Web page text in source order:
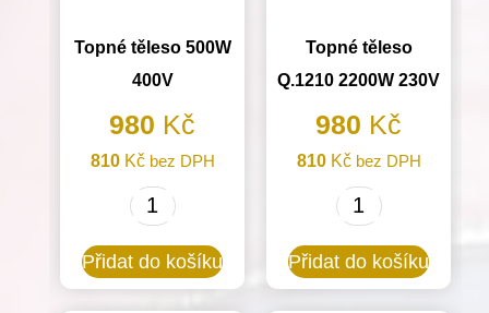
Topné těleso 500W
400V
980 Kč
810 Kčbez DPH
Topné
500W
Přidat do košíku
Topné těleso
Q.1210 2200W 230V
980 Kč
810 Kčbez DPH
Topné
Q.1210
Přidat do košíku